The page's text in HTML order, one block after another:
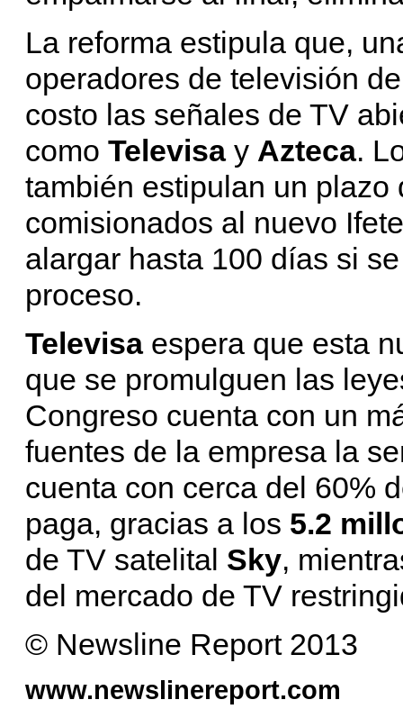
La reforma estipula que,
operadores de televisión
costo las señales de TV
como Televisa y Azteca.
también estipulan un
comisionados al nuevo
alargar hasta 100 días si
proceso.
Televisa espera que esta
que se promulguen las
Congreso cuenta con un
fuentes de la empresa la
cuenta con cerca del 60%
paga, gracias a los 5.2
de TV satelital Sky,
del mercado de TV
© Newsline Report 2013
www.newslinereport.com